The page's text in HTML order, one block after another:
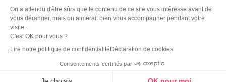
À PROPOS